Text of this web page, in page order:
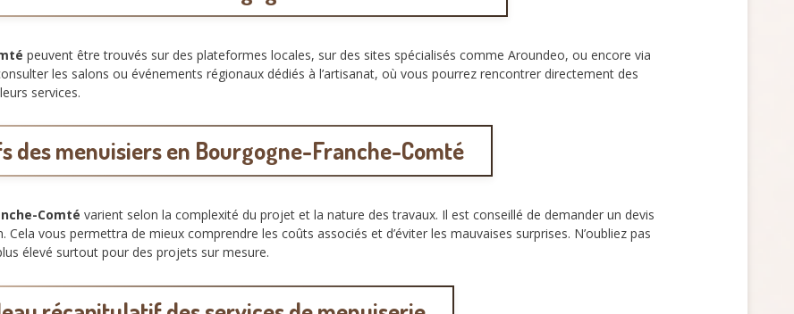
peuvent être trouvés sur des plateformes locales, sur des sites spécialisés comme Aroundeo, ou encore via
les salons ou événements régionaux dédiés à l’artisanat, où vous pourrez rencontrer directement des
services.
des menuisiers en Bourgogne-Franche-Comté
Comté varient selon la complexité du projet et la nature des travaux. Il est conseillé de demander un devis
vous permettra de mieux comprendre les coûts associés et d’éviter les mauvaises surprises. N’oubliez pas
élevé surtout pour des projets sur mesure.